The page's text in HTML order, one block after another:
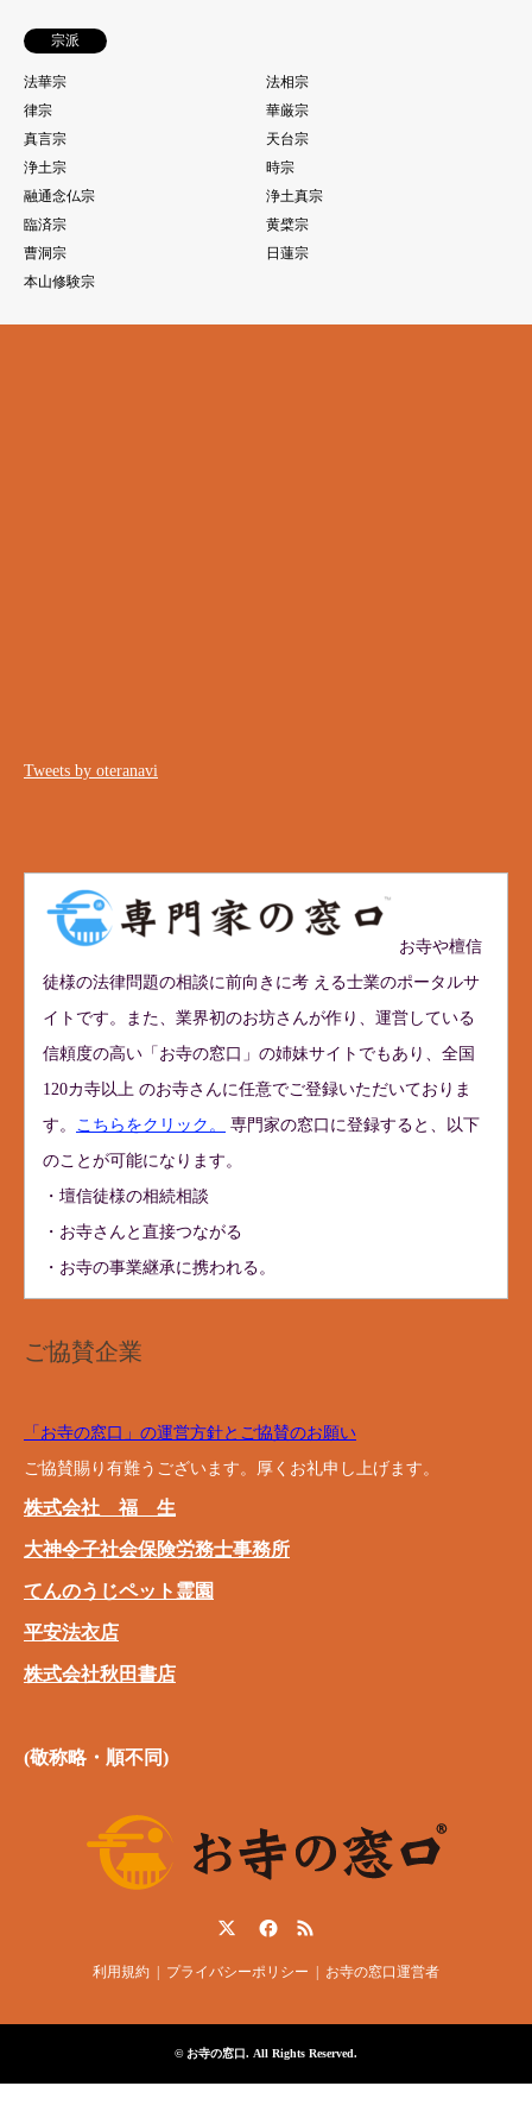
宗派
法華宗
法相宗
律宗
華厳宗
真言宗
天台宗
浄土宗
時宗
融通念仏宗
浄土真宗
臨済宗
黄檗宗
曹洞宗
日蓮宗
本山修験宗
Tweets by oteranavi
お寺や檀信
徒様の法律問題の相談に前向きに考 える士業のポータルサ
イトです。また、業界初のお坊さんが作り、運営している
信頼度の高い「お寺の窓口」の姉妹サイトでもあり、全国
120カ寺以上 のお寺さんに任意でご登録いただいておりま
す。 こちらをクリック。
専門家の窓口に登録すると、以下
のことが可能になります。
・壇信徒様の相続相談
・お寺さんと直接つながる
・お寺の事業継承に携われる。
ご協賛企業
「お寺の窓口」の運営方針とご協賛のお願い
ご協賛賜り有難うございます。厚くお礼申し上げます。
株式会社 福 生
大神令子社会保険労務士事務所
てんのうじペット霊園
平安法衣店
株式会社秋田書店
(敬称略・順不同)
利用規約 プライバシーポリシー お寺の窓口運営者
©お寺の窓口. All Rights Reserved.